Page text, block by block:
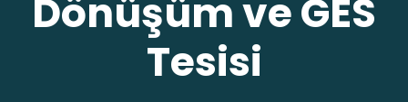
Dönüşüm ve GES
Tesisi